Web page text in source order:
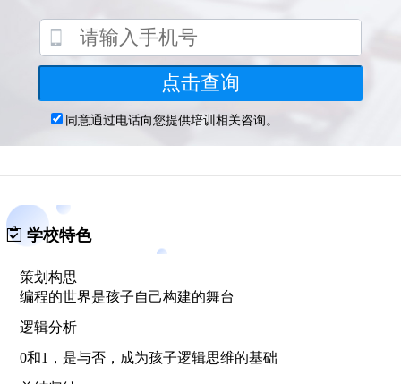
编程教育是不可或缺的。为了这个目标，我们一直在努力。
学校特色
策划构思
编程的世界是孩子自己构建的舞台
逻辑分析
0和1，是与否，成为孩子逻辑思维的基础